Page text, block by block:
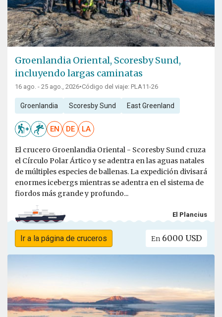
Groenlandia Oriental, Scoresby Sund,
incluyendo largas caminatas
16 ago. - 25 ago., 2026•Código del viaje: PLA11-26
Groenlandia Scoresby Sund East Greenland
EN DE LA
El crucero Groenlandia Oriental - Scoresby Sund cruza
el Círculo Polar Ártico y se adentra en las aguas natales
de múltiples especies de ballenas. La expedición divisará
enormes icebergs mientras se adentra en el sistema de
fiordos más grande y profundo...
El Plancius
Ir a la página de cruceros En 6000 USD